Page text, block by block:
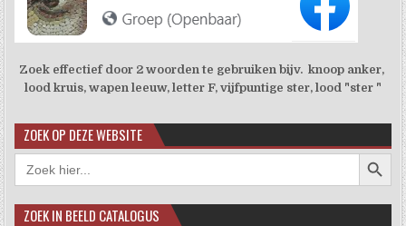
Zoek effectief door 2 woorden te gebruiken bijv. knoop anker,
lood kruis, wapen leeuw, letter F, vijfpuntige ster, lood "ster "
ZOEK OP DEZE WEBSITE
Zoek
naar:
ZOEK IN BEELD CATALOGUS